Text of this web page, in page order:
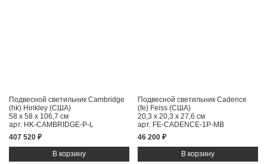
Подвесной светильник Cambridge
(hk) Hinkley (США)
58 x 58 x 106,7 см
арт. HK-CAMBRIDGE-P-L
407 520 ₽
Подвесной светильник Cadence
(fe) Feiss (США)
20,3 x 20,3 x 27,6 см
арт. FE-CADENCE-1P-MB
46 200 ₽